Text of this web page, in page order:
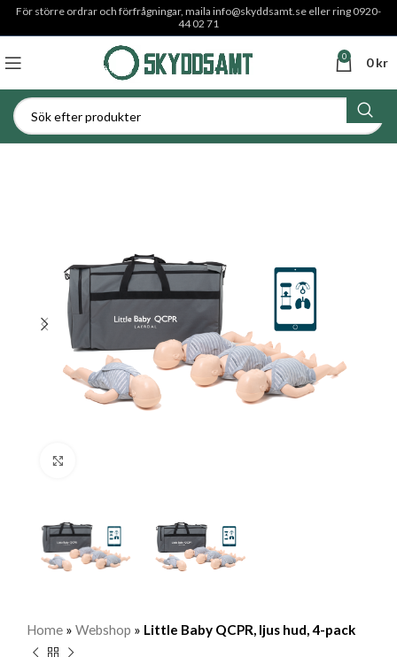
För större ordrar och förfrågningar, maila info@skyddsamt.se eller ring 0920-
44 02 71
0 0kr
Home » Webshop » Little Baby QCPR, ljus hud, 4-pack